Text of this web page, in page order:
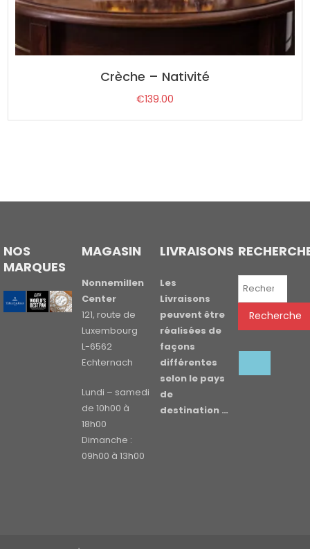
Crèche – Nativité
€139.00
NOS
MARQUES
MAGASIN
Nonnemillen
Center
121, route de
Luxembourg
L-6562
Echternach
Lundi – samedi
de 10h00 à
18h00
Dimanche :
09h00 à 13h00
LIVRAISONS
Les
Livraisons
peuvent être
réalisées de
façons
différentes
selon le pays
de
destination …
Recherche